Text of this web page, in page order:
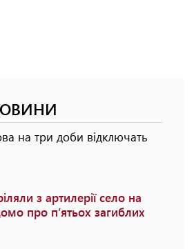
на три доби відключать
з артилерії село на
про п’ятьох загиблих